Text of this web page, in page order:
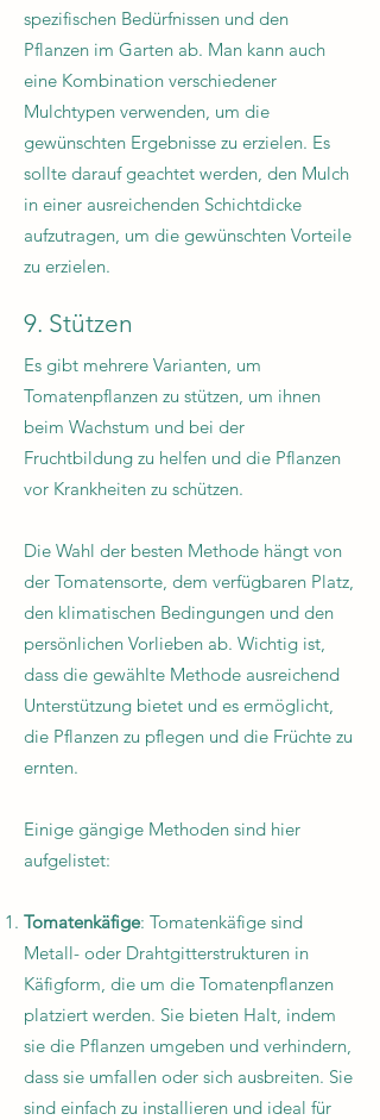
spezifischen Bedürfnissen und den
Pflanzen im Garten ab. Man kann auch
eine Kombination verschiedener
Mulchtypen verwenden, um die
gewünschten Ergebnisse zu erzielen. Es
sollte darauf geachtet werden, den Mulch
in einer ausreichenden Schichtdicke
aufzutragen, um die gewünschten Vorteile
zu erzielen.
9. Stützen
Es gibt mehrere Varianten, um
Tomatenpflanzen zu stützen, um ihnen
beim Wachstum und bei der
Fruchtbildung zu helfen und die Pflanzen
vor Krankheiten zu schützen.
Die Wahl der besten Methode hängt von
der Tomatensorte, dem verfügbaren Platz,
den klimatischen Bedingungen und den
persönlichen Vorlieben ab. Wichtig ist,
dass die gewählte Methode ausreichend
Unterstützung bietet und es ermöglicht,
die Pflanzen zu pflegen und die Früchte zu
ernten.
Einige gängige Methoden sind hier
aufgelistet:
Tomatenkäfige: Tomatenkäfige sind
Metall- oder Drahtgitterstrukturen in
Käfigform, die um die Tomatenpflanzen
platziert werden. Sie bieten Halt, indem
sie die Pflanzen umgeben und verhindern,
dass sie umfallen oder sich ausbreiten. Sie
sind einfach zu installieren und ideal für